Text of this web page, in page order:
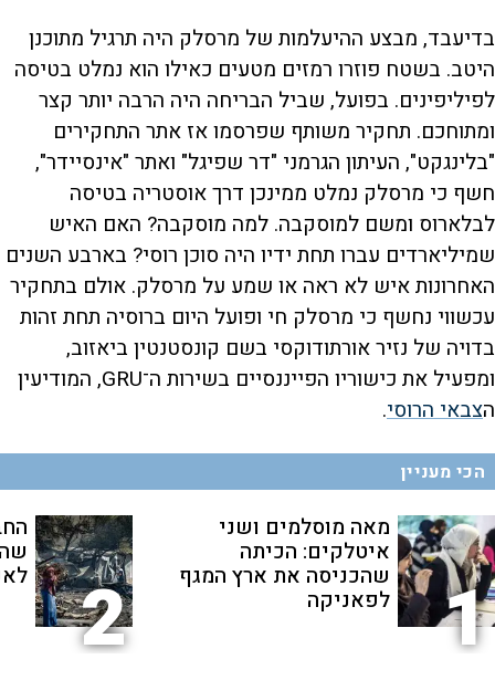
בדיעבד, מבצע ההיעלמות של מרסלק היה תרגיל מתוכנן
היטב. בשטח פוזרו רמזים מטעים כאילו הוא נמלט בטיסה
לפיליפינים. בפועל, שביל הבריחה היה הרבה יותר קצר
ומתוחכם. תחקיר משותף שפרסמו אז אתר התחקירים
"בלינגקט", העיתון הגרמני "דר שפיגל" ואתר "אינסיידר",
חשף כי מרסלק נמלט ממינכן דרך אוסטריה בטיסה
לבלארוס ומשם למוסקבה. למה מוסקבה? האם האיש
שמיליארדים עברו תחת ידיו היה סוכן רוסי? בארבע השנים
האחרונות איש לא ראה או שמע על מרסלק. אולם בתחקיר
עכשווי נחשף כי מרסלק חי ופועל היום ברוסיה תחת זהות
בדויה של נזיר אורתודוקסי בשם קונסטנטין ביאזוב,
ומפעיל את כישוריו הפייננסיים בשירות ה־GRU, המודיעין
הצבאי הרוסי.
הכי מעניין
1
מאה מוסלמים ושני
איטלקים: הכיתה
שהכניסה את ארץ המגף
לפאניקה 2